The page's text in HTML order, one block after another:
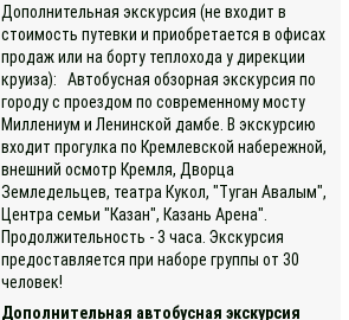
Дополнительная экскурсия (не входит в
стоимость путевки и приобретается в офисах
продаж или на борту теплохода у дирекции
круиза): Автобусная обзорная экскурсия по
городу с проездом по современному мосту
Миллениум и Ленинской дамбе. В экскурсию
входит прогулка по Кремлевской набережной,
внешний осмотр Кремля, Дворца
Земледельцев, театра Кукол, "Туган Авалым",
Центра семьи "Казан", Казань Арена".
Продолжительность - 3 часа. Экскурсия
предоставляется при наборе группы от 30
человек!
Дополнительная автобусная экскурсия